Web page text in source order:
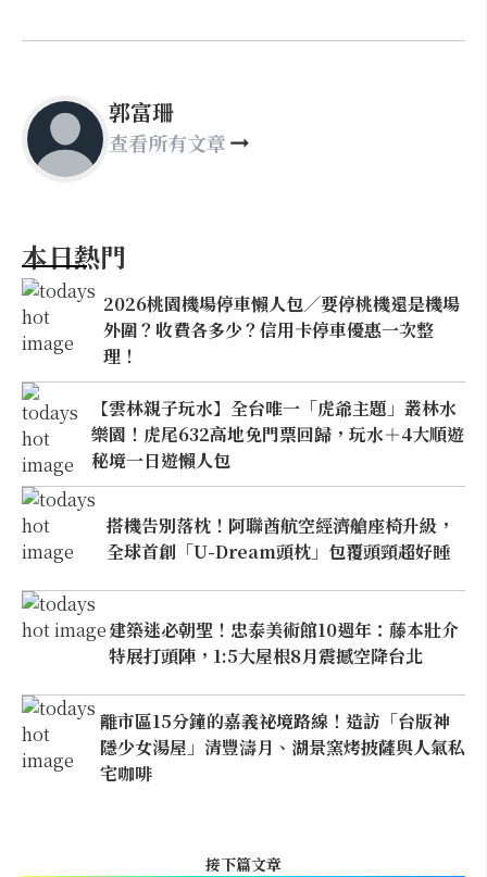
郭富珊
查看所有文章
本日熱門
2026桃園機場停車懶人包／要停桃機還是機場
外圍？收費各多少？信用卡停車優惠一次整
理！
【雲林親子玩水】全台唯一「虎爺主題」叢林水
樂園！虎尾632高地免門票回歸，玩水＋4大順遊
秘境一日遊懶人包
搭機告別落枕！阿聯酋航空經濟艙座椅升級，
全球首創「U-Dream頭枕」包覆頭頸超好睡
建築迷必朝聖！忠泰美術館10週年：藤本壯介
特展打頭陣，1:5大屋根8月震撼空降台北
離市區15分鐘的嘉義祕境路線！造訪「台版神
隱少女湯屋」清豐濤月、湖景窯烤披薩與人氣私
宅咖啡
接下篇文章